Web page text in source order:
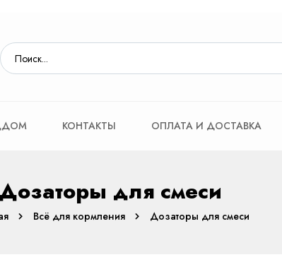
КОНТАКТЫ ОПЛАТА И ДОСТАВКА
Дозаторы для смеси
Всё для кормления Дозаторы для смеси